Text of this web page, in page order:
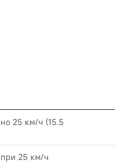
25 км/ч (15.5
25 км/ч